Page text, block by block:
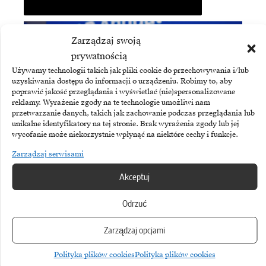
Zarządzaj swoją
prywatnością
Używamy technologii takich jak pliki cookie do przechowywania i/lub
uzyskiwania dostępu do informacji o urządzeniu. Robimy to, aby
poprawić jakość przeglądania i wyświetlać (nie)spersonalizowane
reklamy. Wyrażenie zgody na te technologie umożliwi nam
przetwarzanie danych, takich jak zachowanie podczas przeglądania lub
unikalne identyfikatory na tej stronie. Brak wyrażenia zgody lub jej
wycofanie może niekorzystnie wpłynąć na niektóre cechy i funkcje.
Zarządzaj serwisami
Akceptuj
Odrzuć
Zarządzaj opcjami
Polityka plików cookiesPolityka plików cookies
SAP